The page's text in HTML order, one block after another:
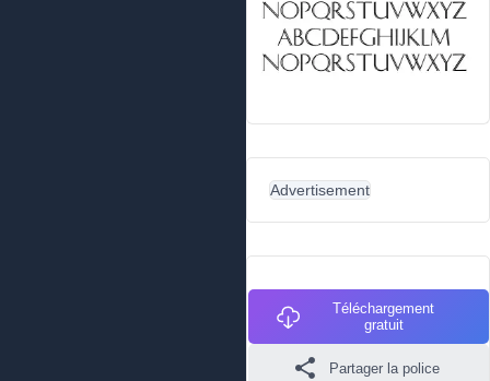
Advertisement
Téléchargement
gratuit
Partager la police